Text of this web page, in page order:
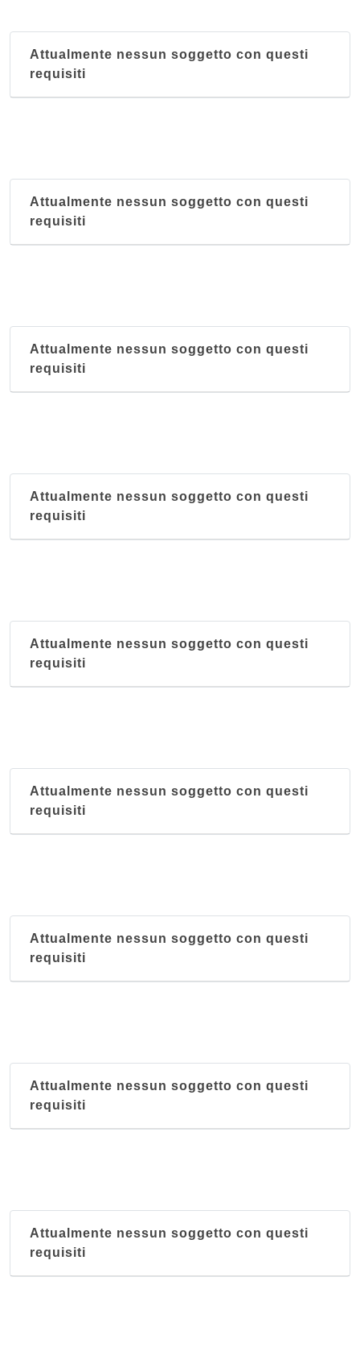
Attualmente nessun soggetto con questi
requisiti
Attualmente nessun soggetto con questi
requisiti
Attualmente nessun soggetto con questi
requisiti
Attualmente nessun soggetto con questi
requisiti
Attualmente nessun soggetto con questi
requisiti
Attualmente nessun soggetto con questi
requisiti
Attualmente nessun soggetto con questi
requisiti
Attualmente nessun soggetto con questi
requisiti
Attualmente nessun soggetto con questi
requisiti